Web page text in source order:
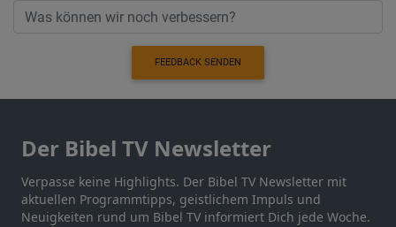
FEEDBACK SENDEN
Der Bibel TV Newsletter
Verpasse keine Highlights. Der Bibel TV Newsletter mit
aktuellen Programmtipps, geistlichem Impuls und
Neuigkeiten rund um Bibel TV informiert Dich jede Woche.